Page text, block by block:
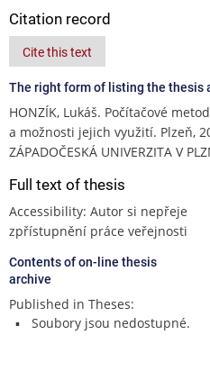
Citation record
Cite this text
The right form of listing the thesis
HONZÍK, Lukáš. Počítačové
a možnosti jejich využití. Plzeň,
ZÁPADOČESKÁ UNIVERZITA V
Full text of thesis
Accessibility: Autor si nepřeje
zpřístupnění práce veřejnosti
Contents of on-line thesis
archive
Published in Theses:
Soubory jsou nedostupné.